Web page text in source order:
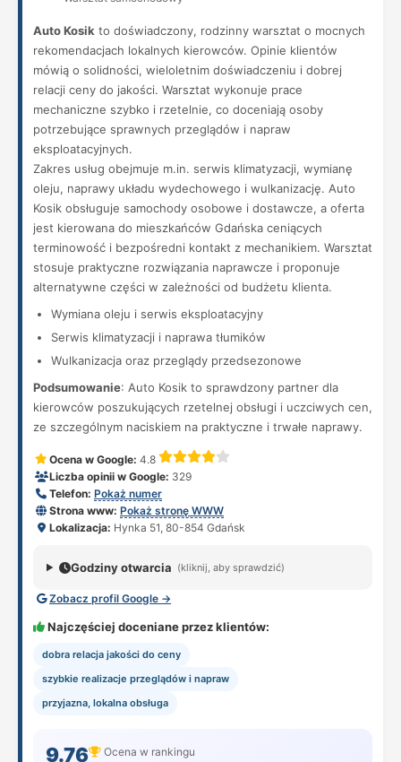
Auto Kosik to doświadczony, rodzinny warsztat o mocnych
rekomendacjach lokalnych kierowców. Opinie klientów
mówią o solidności, wieloletnim doświadczeniu i dobrej
relacji ceny do jakości. Warsztat wykonuje prace
mechaniczne szybko i rzetelnie, co doceniają osoby
potrzebujące sprawnych przeglądów i napraw
eksploatacyjnych.
Zakres usług obejmuje m.in. serwis klimatyzacji, wymianę
oleju, naprawy układu wydechowego i wulkanizację. Auto
Kosik obsługuje samochody osobowe i dostawcze, a oferta
jest kierowana do mieszkańców Gdańska ceniących
terminowość i bezpośredni kontakt z mechanikiem. Warsztat
stosuje praktyczne rozwiązania naprawcze i proponuje
alternatywne części w zależności od budżetu klienta.
Wymiana oleju i serwis eksploatacyjny
Serwis klimatyzacji i naprawa tłumików
Wulkanizacja oraz przeglądy przedsezonowe
Podsumowanie: Auto Kosik to sprawdzony partner dla
kierowców poszukujących rzetelnej obsługi i uczciwych cen,
ze szczególnym naciskiem na praktyczne i trwałe naprawy.
Ocena w Google: 4.8
Liczba opinii w Google: 329
Telefon: Pokaż numer
Strona www: Pokaż stronę WWW
Lokalizacja: Hynka 51, 80-854 Gdańsk
Godziny otwarcia (kliknij, aby sprawdzić)
Zobacz profil Google →
Najczęściej doceniane przez klientów:
dobra relacja jakości do ceny
szybkie realizacje przeglądów i napraw
przyjazna, lokalna obsługa
9.76 Ocena w rankingu